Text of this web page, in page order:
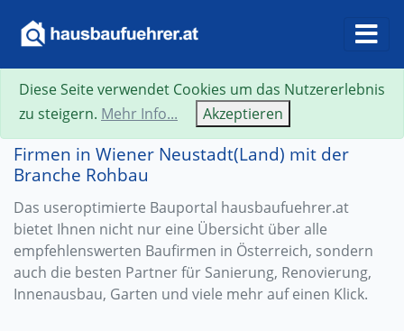
Firmen in Wiener Neustadt(Land) mit der
Branche Rohbau
Das useroptimierte Bauportal hausbaufuehrer.at
bietet Ihnen nicht nur eine Übersicht über alle
empfehlenswerten Baufirmen in Österreich, sondern
auch die besten Partner für Sanierung, Renovierung,
Innenausbau, Garten und viele mehr auf einen Klick.
Diese Seite verwendet Cookies um das Nutzererlebnis
zu steigern. Mehr Info... Akzeptieren